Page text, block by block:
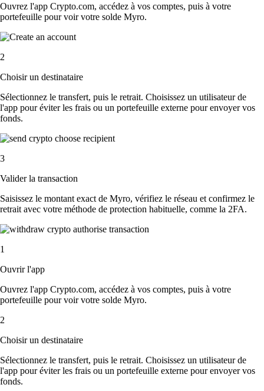
Ouvrez l'app Crypto.com, accédez à vos comptes, puis à votre
portefeuille pour voir votre solde Myro.
2
Choisir un destinataire
Sélectionnez le transfert, puis le retrait. Choisissez un utilisateur de
l'app pour éviter les frais ou un portefeuille externe pour envoyer vos
fonds.
3
Valider la transaction
Saisissez le montant exact de Myro, vérifiez le réseau et confirmez le
retrait avec votre méthode de protection habituelle, comme la 2FA.
1
Ouvrir l'app
Ouvrez l'app Crypto.com, accédez à vos comptes, puis à votre
portefeuille pour voir votre solde Myro.
2
Choisir un destinataire
Sélectionnez le transfert, puis le retrait. Choisissez un utilisateur de
l'app pour éviter les frais ou un portefeuille externe pour envoyer vos
fonds.